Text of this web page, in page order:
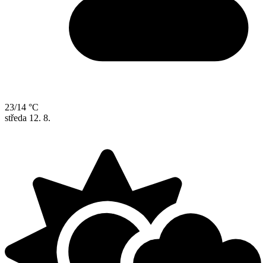
23/14 °C
středa 12. 8.